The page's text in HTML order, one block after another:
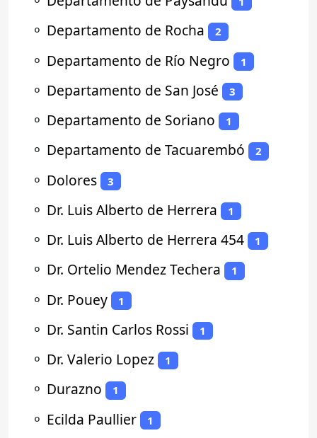
⚬ Departamento de Rocha 2
⚬ Departamento de Río Negro 1
⚬ Departamento de San José 3
⚬ Departamento de Soriano 1
⚬ Departamento de Tacuarembó 2
⚬ Dolores 3
⚬ Dr. Luis Alberto de Herrera 1
⚬ Dr. Luis Alberto de Herrera 454 1
⚬ Dr. Ortelio Mendez Techera 1
⚬ Dr. Pouey 1
⚬ Dr. Santin Carlos Rossi 1
⚬ Dr. Valerio Lopez 1
⚬ Durazno 1
⚬ Ecilda Paullier 1